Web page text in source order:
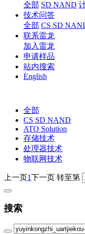
全部 SD NAND
技术问答
全部 CS SD
联系雷龙
加入雷龙
申请样品
站内搜索
English
全部
CS SD NAND
ATO Solution
存储技术
处理器技术
物联网技术
上一页1下一页 转至第
搜索